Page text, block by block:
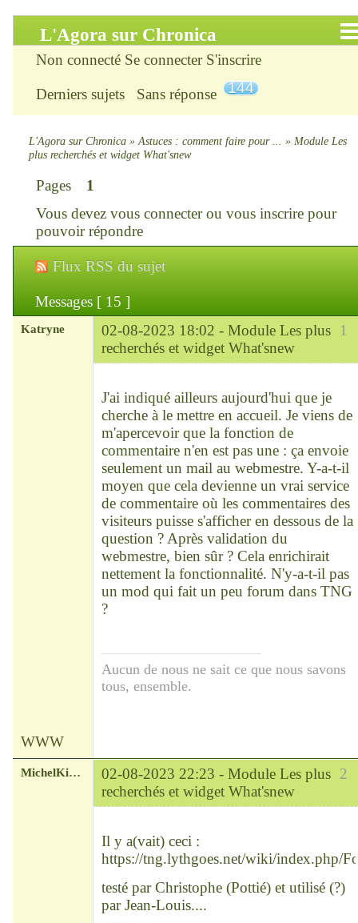
L'Agora sur Chronica
Accueil
Infos
Chercher
S’inscrire
Connexion
Chronica : le site
ChroniKat : les liens
CONTACT
Non connecté Se connecter S'inscrire
Derniers sujets Sans réponse 144
L'Agora sur Chronica »Astuces : comment faire pour ... » Module Les
plus recherchés et widget What'snew
Pages
1
Vous devez vous connecterou vous inscrirepour
pouvoir répondre
Flux RSS du sujet
Messages [ 15 ]
1
Katryne 02-08-2023 18:02 - Module Les plus
recherchés et widget What'snew
J'ai indiqué ailleurs aujourd'hui que je
cherche à le mettre en accueil. Je viens de
m'apercevoir que la fonction de
commentaire n'en est pas une : ça envoie
seulement un mail au webmestre. Y-a-t-il
moyen que cela devienne un vrai service
de commentaire où les commentaires des
visiteurs puisse s'afficher en dessous de la
question ? Après validation du
webmestre, bien sûr ? Cela enrichirait
nettement la fonctionnalité. N'y-a-t-il pas
un mod qui fait un peu forum dans TNG
?
Aucun de nous ne sait ce que nous savons
tous, ensemble.
WWW
2
MichelKirsch 02-08-2023 22:23 - Module Les plus
recherchés et widget What'snew
Il y a(vait) ceci :
https://tng.lythgoes.net/wiki/index.php/
testé par Christophe (Pottié) et utilisé (?)
par Jean-Louis....